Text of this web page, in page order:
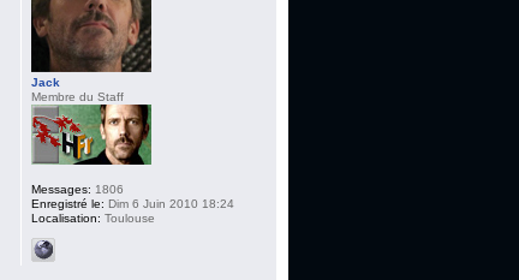
Jack
Membre du Staff
Messages: 1806
Enregistré le: Dim 6 Juin 2010 18:24
Localisation: Toulouse